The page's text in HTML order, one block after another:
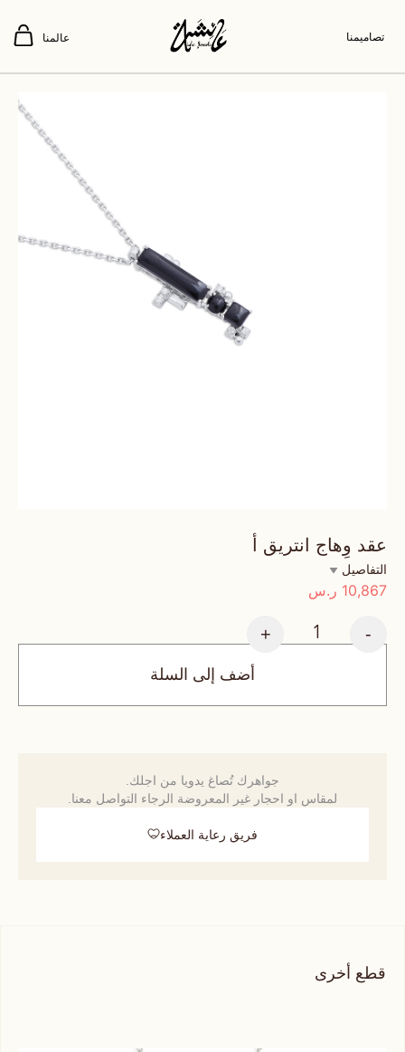
تصاميمنا عالمنا
عقد وِهاج انتريق أ
التفاصيل
10,867 ر.س
-
+
أضف إلى السلة
جواهرك تُصاغ يدويا من اجلك.
لمقاس او احجار غير المعروضة الرجاء التواصل معنا.
فريق رعاية العملاء
قطع أخرى